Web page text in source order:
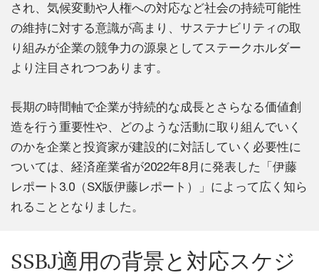
され、気候変動や人権への対応など社会の持続可能性
の維持に対する意識が高まり、サステナビリティの取
り組みが企業の競争力の源泉としてステークホルダー
より注目されつつあります。
長期の時間軸で企業が持続的な成長とさらなる価値創
造を行う重要性や、どのような活動に取り組んでいく
のかを企業と投資家が建設的に対話していく必要性に
ついては、経済産業省が2022年8月に発表した「伊藤
レポート3.0（SX版伊藤レポート）」によって広く知ら
れることとなりました。
SSBJ適用の背景と対応スケジ